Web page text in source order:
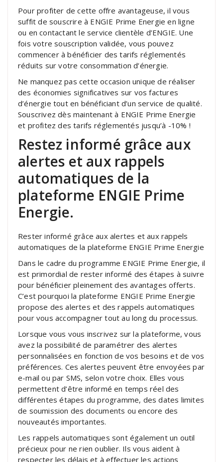
Pour profiter de cette offre avantageuse, il vous
suffit de souscrire à ENGIE Prime Energie en ligne
ou en contactant le service clientèle d’ENGIE. Une
fois votre souscription validée, vous pouvez
commencer à bénéficier des tarifs réglementés
réduits sur votre consommation d’énergie.
Ne manquez pas cette occasion unique de réaliser
des économies significatives sur vos factures
d’énergie tout en bénéficiant d’un service de qualité.
Souscrivez dès maintenant à ENGIE Prime Energie
et profitez des tarifs réglementés jusqu’à -10% !
Restez informé grâce aux
alertes et aux rappels
automatiques de la
plateforme ENGIE Prime
Energie.
Rester informé grâce aux alertes et aux rappels
automatiques de la plateforme ENGIE Prime Energie
Dans le cadre du programme ENGIE Prime Energie, il
est primordial de rester informé des étapes à suivre
pour bénéficier pleinement des avantages offerts.
C’est pourquoi la plateforme ENGIE Prime Energie
propose des alertes et des rappels automatiques
pour vous accompagner tout au long du processus.
Lorsque vous vous inscrivez sur la plateforme, vous
avez la possibilité de paramétrer des alertes
personnalisées en fonction de vos besoins et de vos
préférences. Ces alertes peuvent être envoyées par
e-mail ou par SMS, selon votre choix. Elles vous
permettent d’être informé en temps réel des
différentes étapes du programme, des dates limites
de soumission des documents ou encore des
nouveautés importantes.
Les rappels automatiques sont également un outil
précieux pour ne rien oublier. Ils vous aident à
respecter les délais et à effectuer les actions